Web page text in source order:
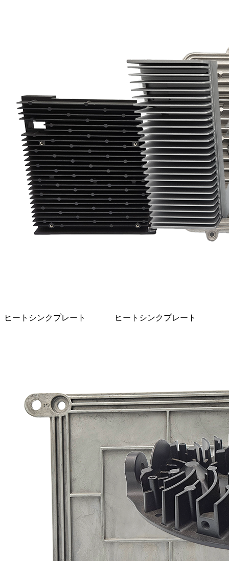
ヒートシンクプレート ヒートシンクプレート